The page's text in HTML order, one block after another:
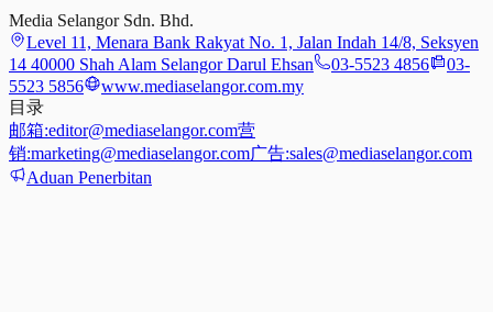
Media Selangor Sdn. Bhd.
Level 11, Menara Bank Rakyat No. 1, Jalan Indah 14/8, Seksyen
14 40000 Shah Alam Selangor Darul Ehsan
03-5523 4856
03-
5523 5856
www.mediaselangor.com.my
目录
邮箱:editor@mediaselangor.com营
销:marketing@mediaselangor.com广告:sales@mediaselangor.com
Aduan Penerbitan